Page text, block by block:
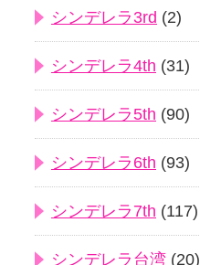
シンデレラ3rd (2)
シンデレラ4th (31)
シンデレラ5th (90)
シンデレラ6th (93)
シンデレラ7th (117)
シンデレラ台湾 (20)